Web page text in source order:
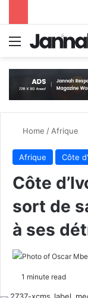
Menu
Home / Afrique
Afrique Côte
Côte
sort de
à ses
1 minute read